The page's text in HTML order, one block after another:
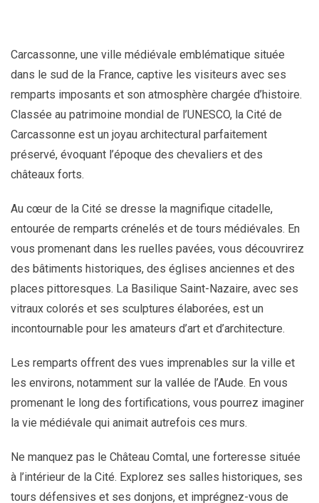
Carcassonne, une ville médiévale emblématique située
dans le sud de la France, captive les visiteurs avec ses
remparts imposants et son atmosphère chargée d’histoire.
Classée au patrimoine mondial de l’UNESCO, la Cité de
Carcassonne est un joyau architectural parfaitement
préservé, évoquant l’époque des chevaliers et des
châteaux forts.
Au cœur de la Cité se dresse la magnifique citadelle,
entourée de remparts crénelés et de tours médiévales. En
vous promenant dans les ruelles pavées, vous découvrirez
des bâtiments historiques, des églises anciennes et des
places pittoresques. La Basilique Saint-Nazaire, avec ses
vitraux colorés et ses sculptures élaborées, est un
incontournable pour les amateurs d’art et d’architecture.
Les remparts offrent des vues imprenables sur la ville et
les environs, notamment sur la vallée de l’Aude. En vous
promenant le long des fortifications, vous pourrez imaginer
la vie médiévale qui animait autrefois ces murs.
Ne manquez pas le Château Comtal, une forteresse située
à l’intérieur de la Cité. Explorez ses salles historiques, ses
tours défensives et ses donjons, et imprégnez-vous de